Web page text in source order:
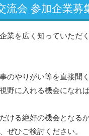
流会 参加企業募
業を広く知っていただ
のやりがい等を直接聞
野に入れる機会になれ
ける絶好の機会となる
ぜひご検討ください。